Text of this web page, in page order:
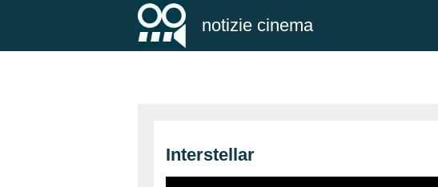
notizie cinema
Interstellar